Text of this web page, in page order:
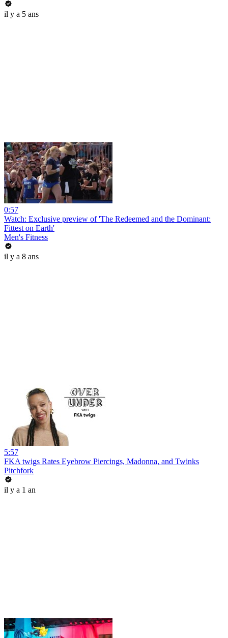
il y a 5 ans
0:57
Watch: Exclusive preview of 'The Redeemed and the Dominant:
Fittest on Earth'
Men's Fitness
il y a 8 ans
5:57
FKA twigs Rates Eyebrow Piercings, Madonna, and Twinks
Pitchfork
il y a 1 an